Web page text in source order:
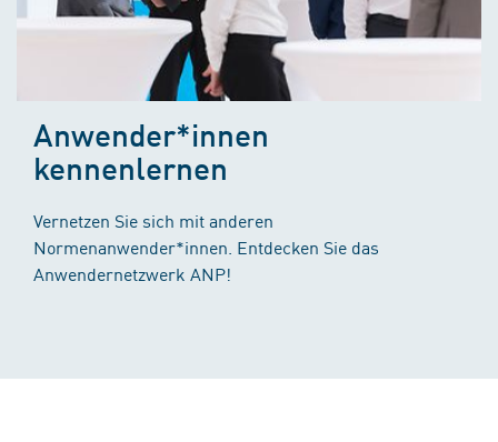
Anwender*innen
kennenlernen
Vernetzen Sie sich mit anderen
Normenanwender*innen. Entdecken Sie das
Anwendernetzwerk ANP!